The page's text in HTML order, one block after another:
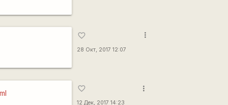
favorite_border
28 Окт, 2017 12:07
more_vert
favorite_border
12 Дек, 2017 14:23
more_vert